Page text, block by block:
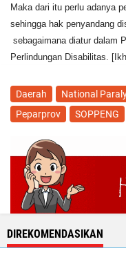
Maka dari itu perlu adanya
sehingga hak penyandang
sebagaimana diatur dalam
Perlindungan Disabilitas.
Daerah National
Peparprov
SOPPENG
DIREKOMENDASIKAN